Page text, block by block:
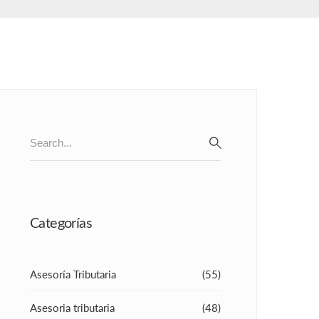
for:
Categorías
Asesoría Tributaria (55)
Asesoria tributaria (48)